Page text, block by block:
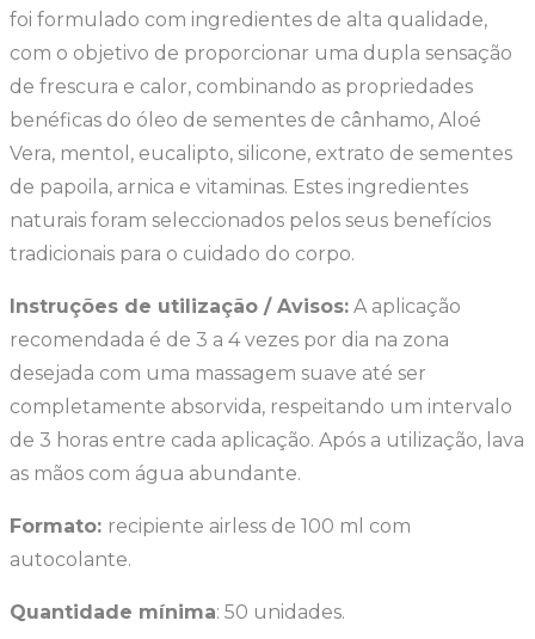
foi formulado com ingredientes de alta qualidade,
com o objetivo de proporcionar uma dupla sensação
de frescura e calor, combinando as propriedades
benéficas do óleo de sementes de cânhamo, Aloé
Vera, mentol, eucalipto, silicone, extrato de sementes
de papoila, arnica e vitaminas. Estes ingredientes
naturais foram seleccionados pelos seus benefícios
tradicionais para o cuidado do corpo.
Instruções de utilização / Avisos: A aplicação
recomendada é de 3 a 4 vezes por dia na zona
desejada com uma massagem suave até ser
completamente absorvida, respeitando um intervalo
de 3 horas entre cada aplicação. Após a utilização, lava
as mãos com água abundante.
Formato: recipiente airless de 100 ml com
autocolante.
Quantidade mínima: 50 unidades.